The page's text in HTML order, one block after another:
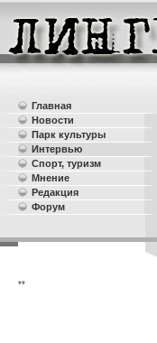
Главная
Новости
Парк культуры
Интервью
Спорт, туризм
Мнение
Редакция
Форум
**